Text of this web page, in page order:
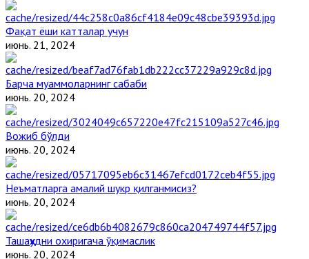
Фақат ёши катталар учун
июнь. 21, 2024
Барча муаммоларнинг сабаби
июнь. 20, 2024
Вожиб бўлди
июнь. 20, 2024
Неъматларга амалий шукр қилганмисиз?
июнь. 20, 2024
Ташаҳҳудни охиригача ўқимаслик
июнь. 20, 2024